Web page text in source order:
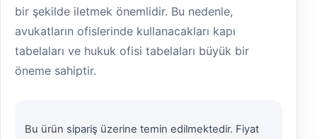
bir şekilde iletmek önemlidir. Bu nedenle,
avukatların ofislerinde kullanacakları kapı
tabelaları ve hukuk ofisi tabelaları büyük bir
öneme sahiptir.
Bu ürün sipariş üzerine temin edilmektedir. Fiyat